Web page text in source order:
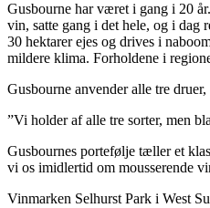
Gusbourne har været i gang i 20
vin, satte gang i det hele, og i dag
30 hektarer ejes og drives i
mildere klima. Forholdene i
Gusbourne anvender alle tre
”Vi holder af alle tre sorter, men
Gusbournes portefølje tæller et
vi os imidlertid om mousserende
Vinmarken Selhurst Park i West